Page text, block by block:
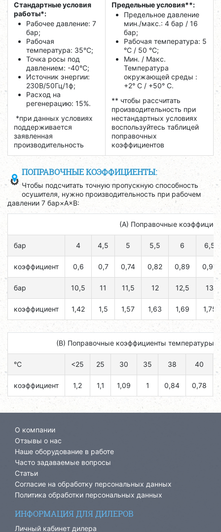
Стандартные условия
работы*:
Рабочее давление: 7
бар;
Рабочая
температура: 35°C;
Точка росы под
давлением: -40°C;
Источник энергии:
230В/50Гц/1ф;
Расход на
регенерацию: 15%.
*при данных условиях
поддерживается
заявленная
производительность
Предельные условия**:
Предельное давление
мин./макс.: 4 бар / 16
бар;
Рабочая температура: 5
°C / 50 °C;
Мин. / Макс.
Температура
окружающей среды :
+2° С / +50° C.
** чтобы рассчитать
производительность при
нестандартных условиях
воспользуйтесь таблицей
поправочных
коэффициентов
ПОПРАВОЧНЫЕ КОЭФФИЦИЕНТЫ:
Чтобы подсчитать точную пропускную способность
осушителя, нужно производительность при рабочем
давлении 7 бар×A×B:
(А) Поправочные
бар 4 4,5 5 5,5 6 6,5
коэффициент 0,6 0,7 0,74 0,82 0,89 0,97
бар 10,5 11 11,5 12 12,5 13
коэффициент 1,42 1,5 1,57 1,63 1,69 1,75
(B) Поправочные коэффициенты температуры
°C <25 25 30 35 38 40
коэффициент 1,2 1,1 1,09 1 0,84 0,78
О компании
Отзывы о нас
Наше оборудование в работе
Часто задаваемые вопросы
Статьи
Согласие на обработку персональных данных
Политика обработки персональных данных
ИНФОРМАЦИЯ ДЛЯ ДИЛЕРОВ
Личный кабинет дилера